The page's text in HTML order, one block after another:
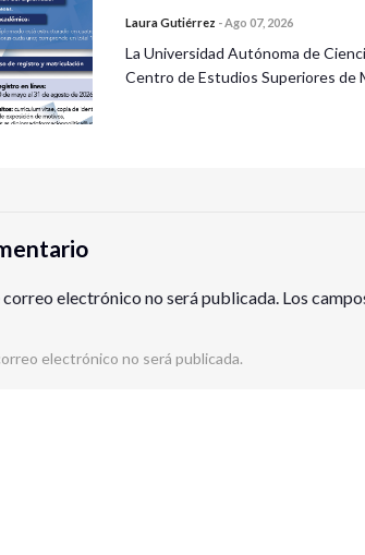
Laura Gutiérrez -Ago 07, 2026
La Universidad Autónoma de
Centro de Estudios Superiores de
electrónico no será publicada. Los
electrónico no será publicada.